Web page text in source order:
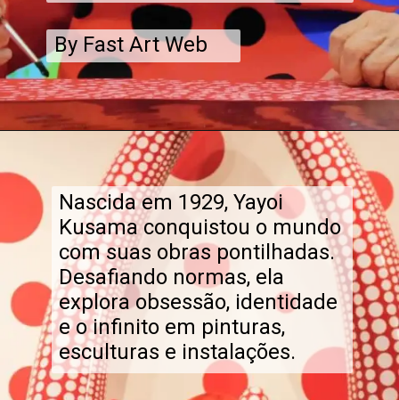
By Fast Art Web
Nascida em 1929, Yayoi
Kusama conquistou o mundo
com suas obras pontilhadas.
Desafiando normas, ela
explora obsessão, identidade
e o infinito em pinturas,
esculturas e instalações.